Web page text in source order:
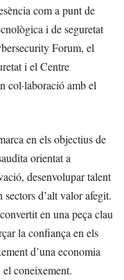
com a punt de
i de seguretat
Forum, el
i el Centre
col·laboració amb el
en els objectius de
orientat a
desenvolupar talent
d’alt valor afegit.
en una peça clau
la confiança en els
d’una economia
el coneixement.